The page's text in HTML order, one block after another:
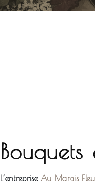
L’entreprise Au Marais